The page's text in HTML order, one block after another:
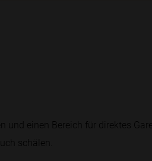
und einen Bereich für direktes
schälen.